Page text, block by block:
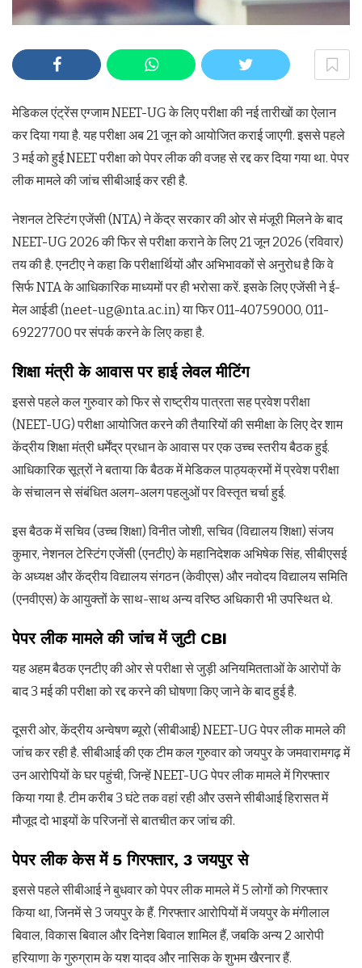
मेडिकल एंट्रेंस एग्जाम NEET-UG के लिए परीक्षा की नई तारीखों का ऐलान
कर दिया गया है. यह परीक्षा अब 21 जून को आयोजित कराई जाएगी. इससे पहले
3 मई को हुई NEET परीक्षा को पेपर लीक की वजह से रद्द कर दिया गया था. पेपर
लीक मामले की जांच सीबीआई कर रही है.
नेशनल टेस्टिंग एजेंसी (NTA) ने केंद्र सरकार की ओर से मंजूरी मिलने के बाद
NEET-UG 2026 की फिर से परीक्षा कराने के लिए 21 जून 2026 (रविवार)
तय की है. एनटीए ने कहा कि परीक्षार्थियों और अभिभावकों से अनुरोध है कि वे
सिर्फ NTA के आधिकारिक माध्यमों पर ही भरोसा करें. इसके लिए एजेंसी ने ई-
मेल आईडी (neet-ug@nta.ac.in) या फिर 011-40759000, 011-
69227700 पर संपर्क करने के लिए कहा है.
शिक्षा मंत्री के आवास पर हाई लेवल मीटिंग
इससे पहले कल गुरुवार को फिर से राष्ट्रीय पात्रता सह प्रवेश परीक्षा
(NEET-UG) परीक्षा आयोजित करने की तैयारियों की समीक्षा के लिए देर शाम
केंद्रीय शिक्षा मंत्री धर्मेंद्र प्रधान के आवास पर एक उच्च स्तरीय बैठक हुई.
आधिकारिक सूत्रों ने बताया कि बैठक में मेडिकल पाठ्यक्रमों में प्रवेश परीक्षा
के संचालन से संबंधित अलग-अलग पहलुओं पर विस्तृत चर्चा हुई.
इस बैठक में सचिव (उच्च शिक्षा) विनीत जोशी, सचिव (विद्यालय शिक्षा) संजय
कुमार, नेशनल टेस्टिंग एजेंसी (एनटीए) के महानिदेशक अभिषेक सिंह, सीबीएसई
के अध्यक्ष और केंद्रीय विद्यालय संगठन (केवीएस) और नवोदय विद्यालय समिति
(एनवीएस) के आयुक्तों के साथ-साथ अन्य वरिष्ठ अधिकारी भी उपस्थित थे.
पेपर लीक मामले की जांच में जुटी CBI
यह अहम बैठक एनटीए की ओर से परीक्षा से जुड़ी अनियमितताओं के आरोपों के
बाद 3 मई की परीक्षा को रद्द करने की घोषणा किए जाने के बाद हुई है.
दूसरी ओर, केंद्रीय अन्वेषण ब्यूरो (सीबीआई) NEET-UG पेपर लीक मामले की
जांच कर रही है. सीबीआई की एक टीम कल गुरुवार को जयपुर के जमवारामगढ़ में
उन आरोपियों के घर पहुंची, जिन्हें NEET-UG पेपर लीक मामले में गिरफ्तार
किया गया है. टीम करीब 3 घंटे तक वहां रही और उसने सीबीआई हिरासत में
मौजूद दो भाइयों के परिजनों से बातचीत कर जांच की.
पेपर लीक केस में 5 गिरफ्तार, 3 जयपुर से
इससे पहले सीबीआई ने बुधवार को पेपर लीक मामले में 5 लोगों को गिरफ्तार
किया था, जिनमें से 3 जयपुर के हैं. गिरफ्तार आरोपियों में जयपुर के मंगीलाल
बिवाल, विकास बिवाल और दिनेश बिवाल शामिल हैं, जबकि अन्य 2 आरोपी
हरियाणा के गुरुग्राम के यश यादव और नासिक के शुभम खैरनार हैं.